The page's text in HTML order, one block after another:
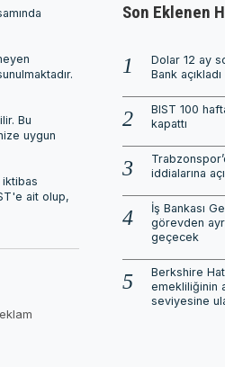
Bu
uygun
iktibas
ait olup,
Son Eklenen
Dolar 12 ay
Bank açıkladı
BIST 100
kapattı
iddialarına
İş Bankası
görevden
geçecek
Berkshire
emekliliğinin
seviyesine